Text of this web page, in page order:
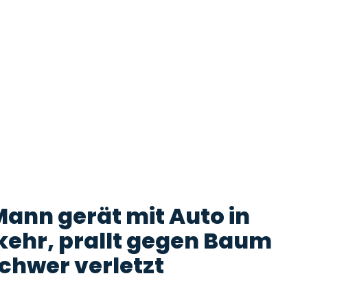
gerät mit Auto in
prallt gegen Baum
verletzt